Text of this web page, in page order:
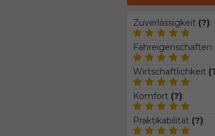
Zuverlässigkeit (?):
Fahreigenschaften
Wirtschaftlichkeit
Komfort (?):
Praktikabilität (?):